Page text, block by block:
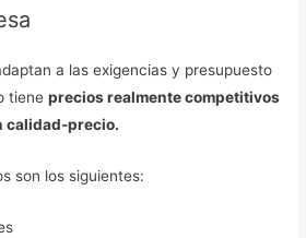
a las exigencias y presupuesto
tieneprecios realmente competitivos
calidad-precio.
son los siguientes: